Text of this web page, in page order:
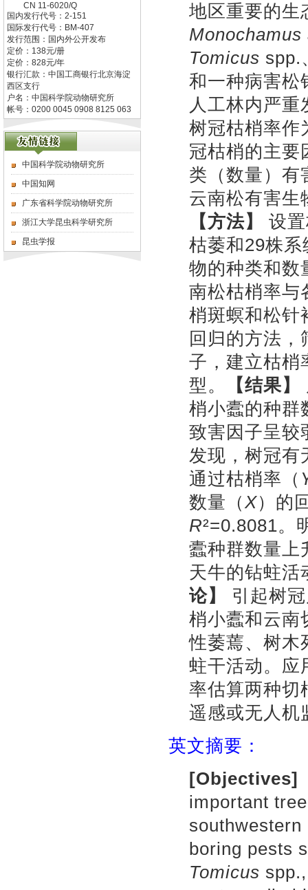
CN 11-6020/Q
国内发行代号： 2-151
国际发行代号： BM-407
发行范围：国内外公开发布
定价： 138元/册
定价： 828元/年
银行汇款：中国工商银行北京海淀
西区支行
户名：中国科学院动物研究所
帐号：0200 0045 0908 8125 063
中国科学院动物研究所
中国知网
广东省科学院动物研究所
浙江大学昆虫科学研究所
昆虫学报
地区重要的生
Tomicus spp.
和一种病害松
人工林内严
树冠枯梢率作
冠枯梢的主要
类（数量）有
云南松有害生
【方法】
设
枯萎和29株系
物的种类和数
南松枯梢率与
梢斑螟和松针
回归的方法
子，建立枯梢
型。
【结果】
梢小蠹的种群
致害因子呈较
发现，树冠有
通过枯梢率（
数量（X）的
R²=0.8081。
蠹种群数量上
天牛的钻蛀活
论】
引起树
梢小蠹和云南
性萎蔫、树木
蛀干活动。应
率估算两种切
遥感或无人机
英文摘要：
[Objectives]
important
boring pests
Tomicus